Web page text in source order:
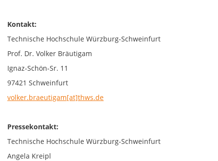
Kontakt:
Technische Hochschule Würzburg-Schweinfurt
Prof. Dr. Volker Bräutigam
Ignaz-Schön-Sr. 11
97421 Schweinfurt
volker.braeutigam[at]thws.de
Pressekontakt:
Technische Hochschule Würzburg-Schweinfurt
Angela Kreipl